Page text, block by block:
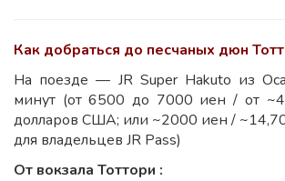
Как добраться до песчаных дюн
На поезде — JR Super Hakuto из
минут (от 6500 до 7000 иен / от
долларов США; или ~2000 иен /
для владельцев JR Pass)
От вокзала Тоттори :